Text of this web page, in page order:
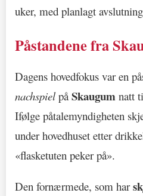
uker, med planlagt avslutning
Påstandene fra
Dagens hovedfokus var en
nachspielpåSkaugum natt
Ifølge påtalemyndigheten
under hovedhuset etter
«flasketuten peker på».
Den fornærmede, som har